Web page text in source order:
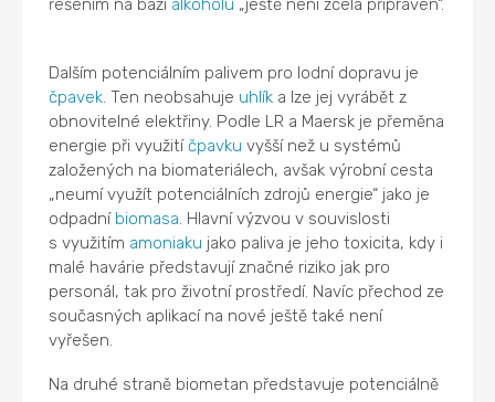
řešením na bázi alkoholu „ještě není zcela připraven“.
Dalším potenciálním palivem pro lodní dopravu je
čpavek. Ten neobsahuje uhlík a lze jej vyrábět z
obnovitelné elektřiny. Podle LR a Maersk je přeměna
energie při využitíčpavku vyšší než u systémů
založených na biomateriálech, avšak výrobní cesta
„neumí využít potenciálních zdrojů energie“ jako je
odpadní biomasa. Hlavní výzvou v souvislosti
s využitím amoniaku jako paliva je jeho toxicita, kdy i
malé havárie představují značné riziko jak pro
personál, tak pro životní prostředí. Navíc přechod ze
současných aplikací na nové ještě také není
vyřešen.
Na druhé straně biometan představuje potenciálně